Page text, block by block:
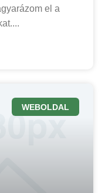
el a
WEBOLDAL